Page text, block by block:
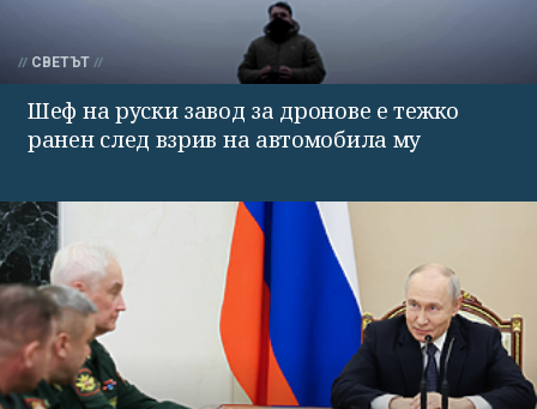
СВЕТЪТ
Шеф на руски завод за дронове е тежко
ранен след взрив на автомобила му